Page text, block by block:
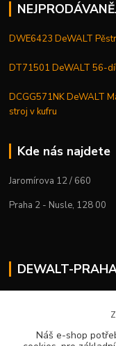
DWE6423 DeWALT
DT71501 DeWALT 56-
DCGG571NK DeWALT
stroj v kufru
Kde nás najdete
Jaromírova 12 / 660
Praha 2 - Nusle, 128 00
DEWALT-
+420
Náš e-shop